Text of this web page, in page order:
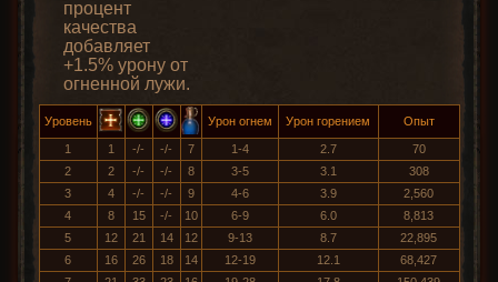
процент
качества
добавляет
+1.5% урону от
огненной лужи.
Уровень Урон огнем Урон горением Опыт
1 1 -/- -/- 7 1-4 2.7
70
2
2 -/- -/- 8 3-5 3.1
308
3
4 -/- -/- 9 4-6 3.9
2,560
4
8 15 -/- 10 6-9 6.0
8,813
5
12 21 14 12 9-13 8.7
22,895
6
16 26 18 14 12-19 12.1
68,427